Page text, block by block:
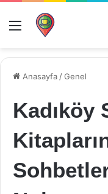
Menü
Anasayfa /Genel
Kadıköy